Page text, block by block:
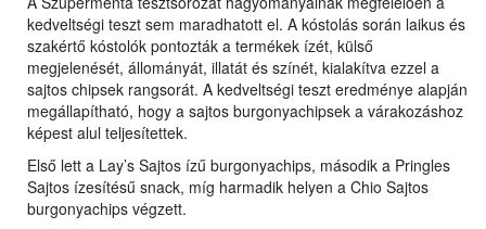
kedveltségi teszt sem maradhatott el. A kóstolás során laikus és
szakértő kóstolók pontozták a termékek ízét, külső
megjelenését, állományát, illatát és színét, kialakítva ezzel a
sajtos chipsek rangsorát. A kedveltségi teszt eredménye alapján
megállapítható, hogy a sajtos burgonyachipsek a várakozáshoz
képest alul teljesítettek.
Első lett a Lay’s Sajtos ízű burgonyachips, második a Pringles
Sajtos ízesítésű snack, míg harmadik helyen a Chio Sajtos
burgonyachips végzett.